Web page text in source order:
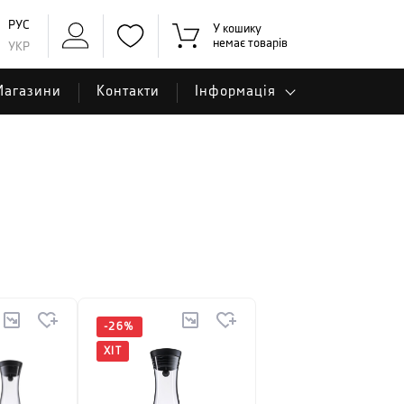
РУС
УКР
У кошику
немає товарів
Контакти Інформація
-26%
ХІТ